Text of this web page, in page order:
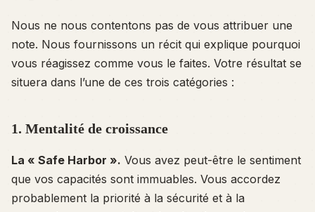
Nous ne nous contentons pas de vous attribuer une
note. Nous fournissons un récit qui explique pourquoi
vous réagissez comme vous le faites. Votre résultat se
situera dans l’une de ces trois catégories :
1. Mentalité de croissance
La « Safe Harbor ». Vous avez peut-être le sentiment
que vos capacités sont immuables. Vous accordez
probablement la priorité à la sécurité et à la